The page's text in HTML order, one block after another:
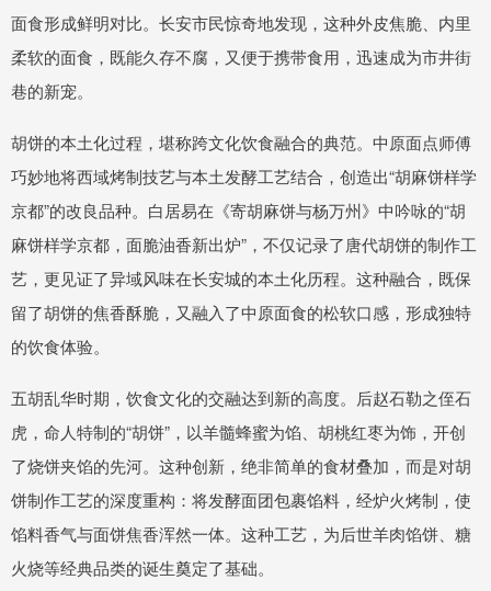
面食形成鲜明对比。长安市民惊奇地发现，这种外皮焦脆、内里
柔软的面食，既能久存不腐，又便于携带食用，迅速成为市井街
巷的新宠。
胡饼的本土化过程，堪称跨文化饮食融合的典范。中原面点师傅
巧妙地将西域烤制技艺与本土发酵工艺结合，创造出“胡麻饼样学
京都”的改良品种。白居易在《寄胡麻饼与杨万州》中吟咏的“胡
麻饼样学京都，面脆油香新出炉”，不仅记录了唐代胡饼的制作工
艺，更见证了异域风味在长安城的本土化历程。这种融合，既保
留了胡饼的焦香酥脆，又融入了中原面食的松软口感，形成独特
的饮食体验。
五胡乱华时期，饮食文化的交融达到新的高度。后赵石勒之侄石
虎，命人特制的“胡饼”，以羊髓蜂蜜为馅、胡桃红枣为饰，开创
了烧饼夹馅的先河。这种创新，绝非简单的食材叠加，而是对胡
饼制作工艺的深度重构：将发酵面团包裹馅料，经炉火烤制，使
馅料香气与面饼焦香浑然一体。这种工艺，为后世羊肉馅饼、糖
火烧等经典品类的诞生奠定了基础。